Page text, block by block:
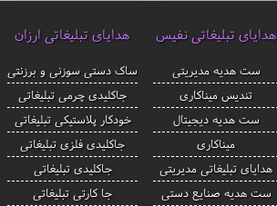
هدایای تبلیغاتی نفیس
ست هدیه مدیریتی
تندیس میناکاری
ست هدیه دیجیتال
میناکاری
هدایای تبلیغاتی مدیریتی
ست هدیه صنایع دستی
هدایای تبلیغاتی ارزان
ساک دستی سوزنی و برزنتی
جاکلیدی چرمی تبلیغاتی
خودکار پلاستیکی تبلیغاتی
جاکلیدی فلزی تبلیغاتی
جاکلیدی تبلیغاتی
جا کارتی تبلیغاتی